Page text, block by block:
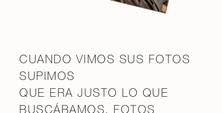
CUANDO VIMOS SUS FOTOS
SUPIMOS
QUE ERA JUSTO LO QUE